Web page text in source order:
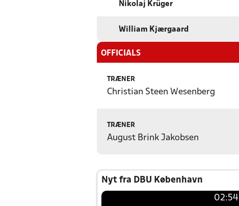
Nikolaj Krüger
William Kjærgaard
OFFICIALS
TRÆNER
Christian Steen Wesenberg
TRÆNER
August Brink Jakobsen
Nyt fra DBU København
02:54